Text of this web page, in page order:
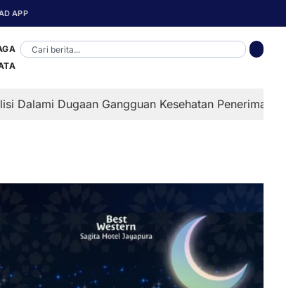
APP
Gangguan Kesehatan Penerima MBG di